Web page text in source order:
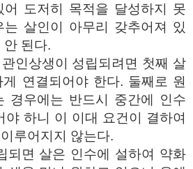
어 도저히 목적을 달성하지 못
살인이 아무리 갖추어져 있
안 된다.
인상생이 성립되려면 첫째 살
연결되어야 한다. 둘째로 원
경우에는 반드시 중간에 인수
야 하니 이 이대 요건이 결하여
루어지지 않는다.
되면 살은 인수에 설하여 약화